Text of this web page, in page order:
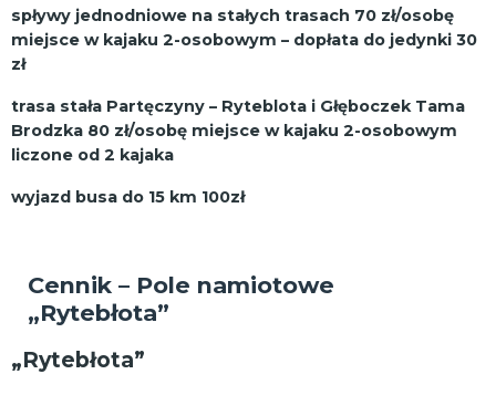
spływy jednodniowe na stałych trasach 70 zł/osobę
miejsce w kajaku 2-osobowym – dopłata do jedynki 30
zł
trasa stała Partęczyny – Ryteblota i Głęboczek Tama
Brodzka 80 zł/osobę miejsce w kajaku 2-osobowym
liczone od 2 kajaka
wyjazd busa do 15 km 100zł
Cennik – Pole namiotowe
„Rytebłota”
„Rytebłota”